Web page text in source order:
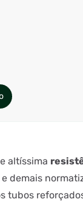
altíssima
demais
tubos